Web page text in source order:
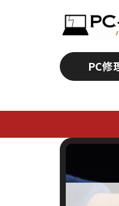
PC修